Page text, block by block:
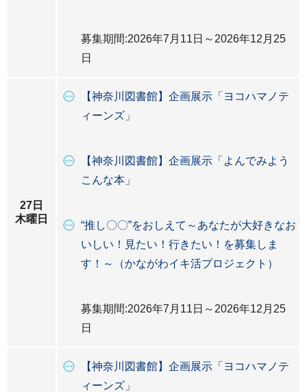
募集期間:2026年7月11日～2026年12月25
日
27日
木曜日
【神奈川図書館】企画展示「ヨコハマノテ
ィーンズ」
【神奈川図書館】企画展示「よんでみよう
こんな本」
“推し〇〇”をおしえて～あなたが大好きなお
いしい！見たい！行きたい！を募集しま
す！～（かながわイキ活プロジェクト）
募集期間:2026年7月11日～2026年12月25
日
【神奈川図書館】企画展示「ヨコハマノテ
ィーンズ」